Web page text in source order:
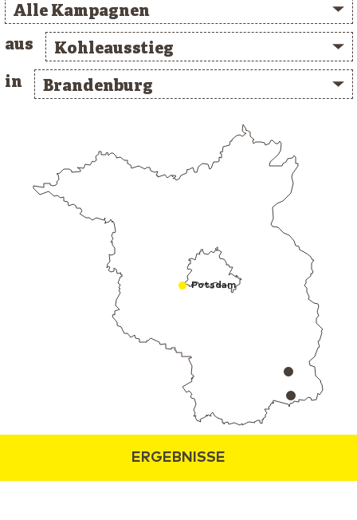
Potsdam
Alle Kampagnen
aus
Kohleausstieg
in
Brandenburg
ERGEBNISSE